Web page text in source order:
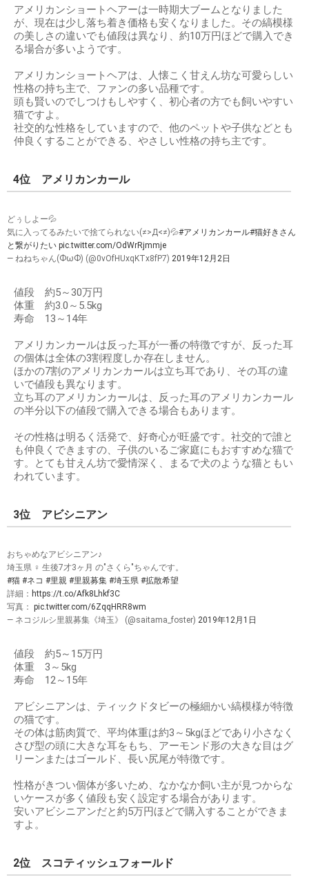
アメリカンショートヘアーは一時期大ブームとなりました
が、現在は少し落ち着き価格も安くなりました。その縞模様
の美しさの違いでも値段は異なり、約10万円ほどで購入でき
る場合が多いようです。
アメリカンショートヘアは、人懐こく甘えん坊な可愛らしい
性格の持ち主で、ファンの多い品種です。
頭も賢いのでしつけもしやすく、初心者の方でも飼いやすい
猫ですよ。
社交的な性格をしていますので、他のペットや子供などとも
仲良くすることができる、やさしい性格の持ち主です。
4位 アメリカンカール
どぅしよー💦
気に入ってるみたいで捨てられない(≠>Д<≠)💦#アメリカンカール#猫好きさん
と繋がりたい pic.twitter.com/OdWrRjmmje
— ねねちゃん(ФωФ) (@0vOfHUxqKTx8fP7) 2019年12月2日
値段 約5～30万円
体重 約3.0～5.5kg
寿命 13～14年
アメリカンカールは反った耳が一番の特徴ですが、反った耳
の個体は全体の3割程度しか存在しません。
ほかの7割のアメリカンカールは立ち耳であり、その耳の違
いで値段も異なります。
立ち耳のアメリカンカールは、反った耳のアメリカンカール
の半分以下の値段で購入できる場合もあります。
その性格は明るく活発で、好奇心が旺盛です。社交的で誰と
も仲良くできますの、子供のいるご家庭にもおすすめな猫で
す。とても甘えん坊で愛情深く、まるで犬のような猫ともい
われています。
3位 アビシニアン
おちゃめなアビシニアン♪
埼玉県 ♀ 生後7才3ヶ月 の"さくら"ちゃんです。
#猫 #ネコ #里親 #里親募集 #埼玉県 #拡散希望
詳細： https://t.co/Afk8Lhkf3C
写真： pic.twitter.com/6ZqqHRR8wm
— ネコジルシ里親募集《埼玉》 (@saitama_foster) 2019年12月1日
値段 約5～15万円
体重 3～5kg
寿命 12～15年
アビシニアンは、ティックドタビーの極細かい縞模様が特徴
の猫です。
その体は筋肉質で、平均体重は約3～5kgほどであり小さなく
さび型の頭に大きな耳をもち、アーモンド形の大きな目はグ
リーンまたはゴールド、長い尻尾が特徴です。
性格がきつい個体が多いため、なかなか飼い主が見つからな
いケースが多く値段も安く設定する場合があります。
安いアビシニアンだと約5万円ほどで購入することができま
すよ。
2位 スコティッシュフォールド